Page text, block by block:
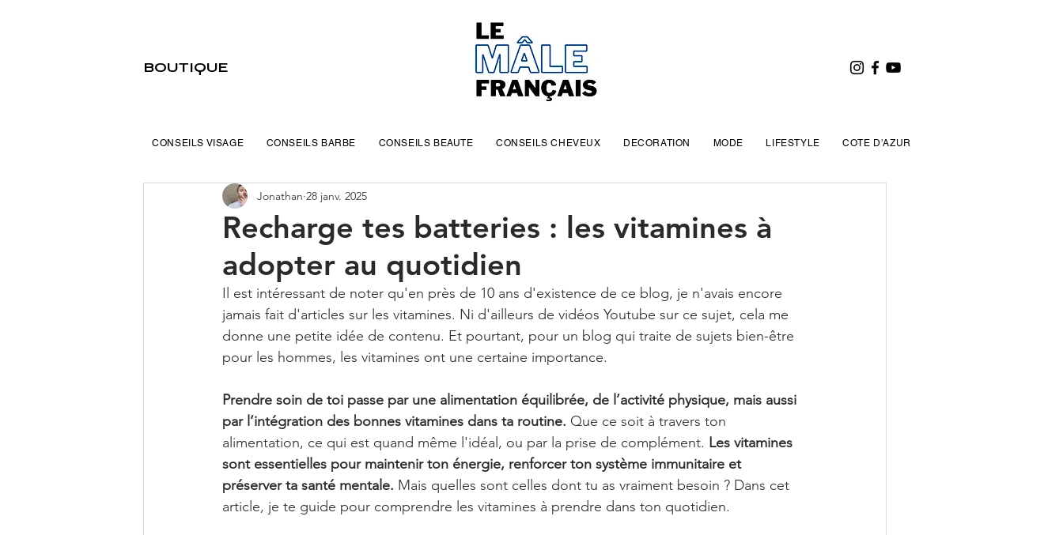
BOUTIQUE
Recharge tes batteries : les vitamines à
adopter au quotidien
Jonathan 28 janv. 2025
Il est intéressant de noter qu'en près de 10 ans d'existence de ce blog, je n'avais encore
jamais fait d'articles sur les vitamines. Ni d'ailleurs de vidéos Youtube sur ce sujet, cela me
donne une petite idée de contenu. Et pourtant, pour un blog qui traite de sujets bien-être
pour les hommes, les vitamines ont une certaine importance.
Prendre soin de toi passe par une alimentation équilibrée, de l’activité physique, mais aussi
par l’intégration des bonnes vitamines dans ta routine. Que ce soit à travers ton
alimentation, ce qui est quand même l'idéal, ou par la prise de complément. Les vitamines
sont essentielles pour maintenir ton énergie, renforcer ton système immunitaire et
préserver ta santé mentale. Mais quelles sont celles dont tu as vraiment besoin ? Dans cet
article, je te guide pour comprendre les vitamines à prendre dans ton quotidien.
CONSEILS VISAGE CONSEILS BARBE CONSEILS BEAUTE CONSEILS CHEVEUX DECORATION MODE LIFESTYLE COTE D'AZUR